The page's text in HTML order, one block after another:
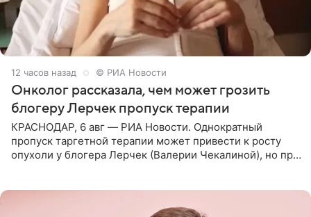
12 часов назад © РИА Новости
Онколог рассказала, чем может грозить
блогеру Лерчек пропуск терапии
КРАСНОДАР, 6 авг — РИА Новости. Однократный
пропуск таргетной терапии может привести к росту
опухоли у блогера Лерчек (Валерии Чекалиной), но при